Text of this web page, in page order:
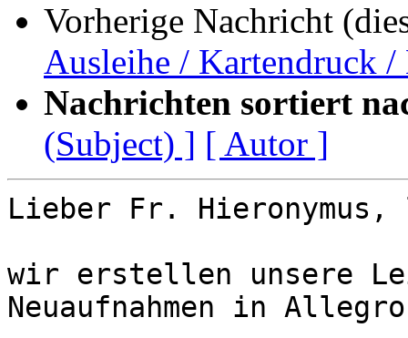
Vorherige Nachricht
Ausleihe / Kartendruck
Nachrichten sortiert
(Subject) ] [ Autor ]
Lieber Fr.
wir erstellen unsere
Neuaufnahmen in